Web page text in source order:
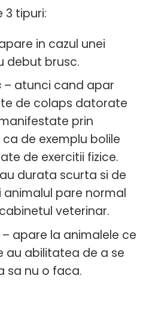
3 tipuri:
in cazul unei
debut brusc.
– atunci cand apar
de colaps datorate
prin
de exemplu bolile
de exercitii fizice.
durata scurta si de
pare normal
veterinar.
apare la animalele ce
au abilitatea de a se
sa nu o faca.